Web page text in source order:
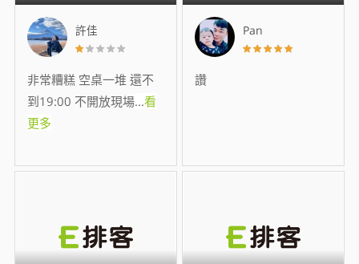
許佳
非常糟糕 空桌一堆 還不
到19:00 不開放現場...看
更多
Pan
讚